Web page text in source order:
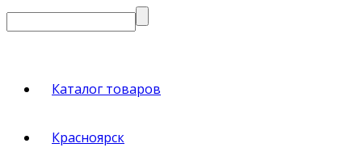
Каталог товаров
Красноярск